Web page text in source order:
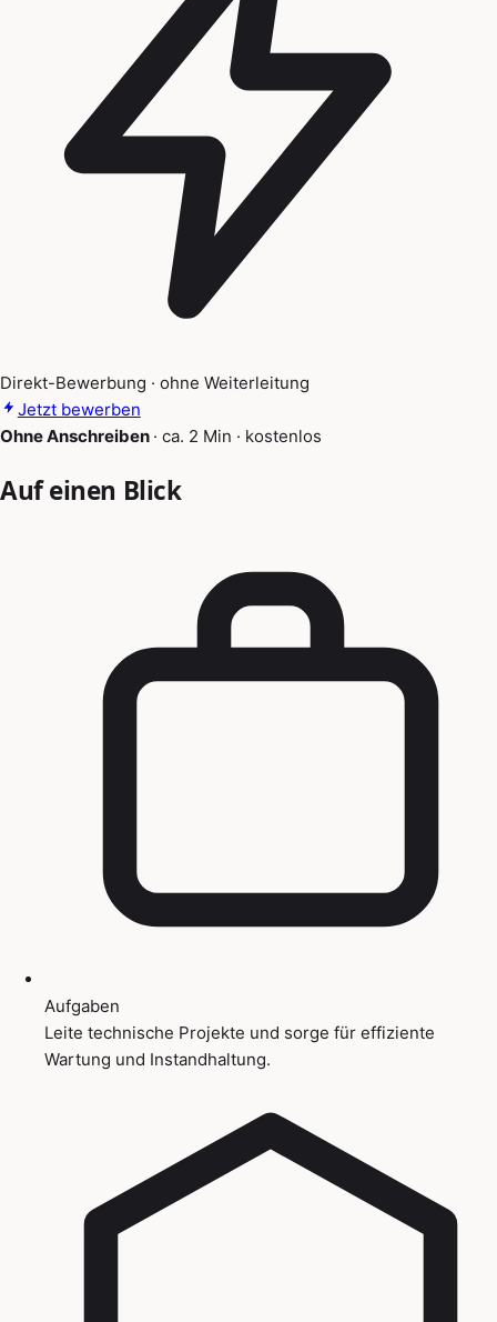
Direkt-Bewerbung · ohne Weiterleitung
Jetzt bewerben
Ohne Anschreiben · ca. 2 Min · kostenlos
Auf einen Blick
Aufgaben
Leite technische Projekte und sorge für effiziente
Wartung und Instandhaltung.